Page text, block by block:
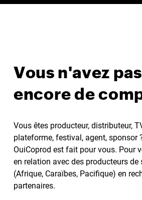
Vous n'avez pas
encore de
Vous êtes producteur, distributeur,
plateforme, festival, agent, sponsor
OuiCoprod est fait pour vous. Pour
en relation avec des producteurs de
(Afrique, Caraïbes, Pacifique) en
partenaires.